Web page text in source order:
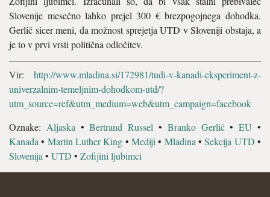
Slovenije mesečno lahko prejel 300 € brezpogojnega dohodka.
Gerlič sicer meni, da možnost sprejetja UTD v Sloveniji obstaja, a
je to v prvi vrsti politična odločitev.
Vir: http://www.mladina.si/172981/tudi-v-kanadi-eksperiment-z-
univerzalnim-temeljnim-dohodkom-utd/?
utm_source=ref&utm_medium=web&utm_campaign=facebook
Oznake: Aljaska •Bertrand Russel • Branko Gerlič•EU •
Kanada • Martin Luther King •Mediji • Mladina •Sekcija UTD •
Slovenija • UTD • Zofijini ljubimci